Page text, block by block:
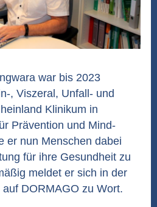
war bis 2023
, Viszeral, Unfall- und
Klinikum in
Prävention und Mind-
er nun Menschen dabei
für ihre Gesundheit zu
meldet er sich in der
DORMAGO zu Wort.